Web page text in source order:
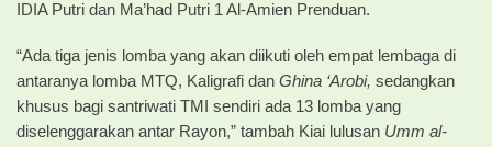
IDIA Putri dan Ma’had Putri 1 Al-Amien Prenduan.
“Ada tiga jenis lomba yang akan diikuti oleh empat lembaga di
antaranya lomba MTQ, Kaligrafi dan Ghina ‘Arobi, sedangkan
khusus bagi santriwati TMI sendiri ada 13 lomba yang
diselenggarakan antar Rayon,” tambah Kiai lulusan Umm al-